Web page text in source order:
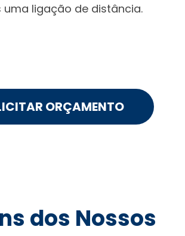
uma ligação de distância.
ORÇAMENTO
dos Nossos